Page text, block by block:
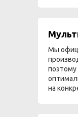
Мы
на